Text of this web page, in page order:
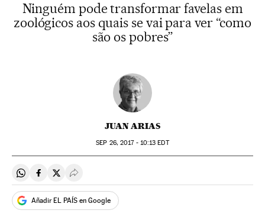
Ninguém pode transformar favelas em
zoológicos aos quais se vai para ver “como
são os pobres”
JUAN ARIAS
SEP 26, 2017 - 10:13 EDT
Compartir en Whatsapp
Compartir en Facebook
Compartir en Twitter
Desplegar Redes Sociales
Añadir EL PAÍS en Google